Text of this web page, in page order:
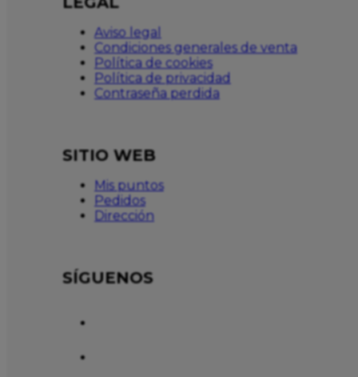
Aviso legal
Condiciones generales de venta
Política de cookies
Política de privacidad
Contraseña perdida
SITIO WEB
Mis puntos
Pedidos
Dirección
SÍGUENOS